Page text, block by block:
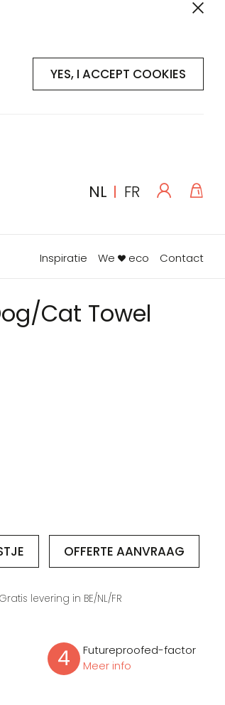
YES, I ACCEPT COOKIES
Log
TAAL
NL FR
Inspiratie We eco Contact
Cat Towel
OFFERTE AANVRAAG
Gratis levering in BE/NL/FR
4
Futureproofed-factor
Meer info